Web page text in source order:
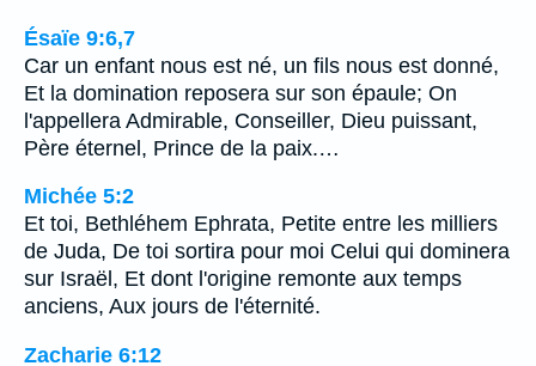
Ésaïe 9:6,7
Car un enfant nous est né, un fils nous est donné,
Et la domination reposera sur son épaule; On
l'appellera Admirable, Conseiller, Dieu puissant,
Père éternel, Prince de la paix.…
Michée 5:2
Et toi, Bethléhem Ephrata, Petite entre les milliers
de Juda, De toi sortira pour moi Celui qui dominera
sur Israël, Et dont l'origine remonte aux temps
anciens, Aux jours de l'éternité.
Zacharie 6:12